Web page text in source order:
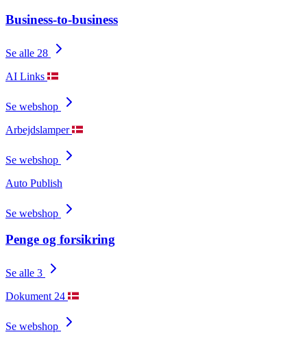
Business-to-business
Se alle 28
AI Links
Se webshop
Arbejdslamper
Se webshop
Auto Publish
Se webshop
Penge og forsikring
Se alle 3
Dokument 24
Se webshop